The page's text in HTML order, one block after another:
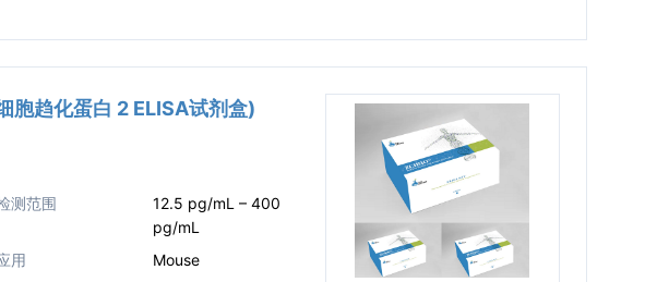
趋化蛋白 2 ELISA试剂盒)
测范围
12.5 pg/mL – 400
pg/mL
用
Mouse